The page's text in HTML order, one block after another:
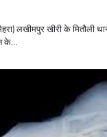
लखीमपुर खीरी के मितौली
के…